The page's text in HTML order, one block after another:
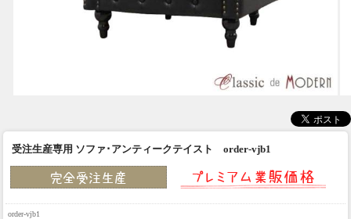
受注生産専用 ソファ･アンティークテイスト order-vjb1
order-vjb1